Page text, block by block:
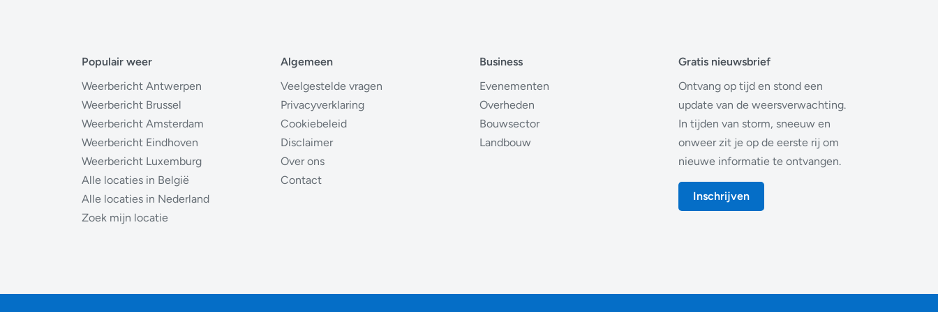
Populair weer
Weerbericht Antwerpen
Weerbericht Brussel
Weerbericht Amsterdam
Weerbericht Eindhoven
Weerbericht Luxemburg
Alle locaties in België
Alle locaties in Nederland
Zoek mijn locatie
Algemeen
Veelgestelde vragen
Privacyverklaring
Cookiebeleid
Disclaimer
Over ons
Contact
Business
Evenementen
Overheden
Bouwsector
Landbouw
Gratis nieuwsbrief
Ontvang op tijd en stond een
update van de weersverwachting.
In tijden van storm, sneeuw en
onweer zit je op de eerste rij om
nieuwe informatie te ontvangen.
Inschrijven